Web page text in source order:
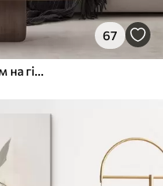
67
Квіти магнолії з зеленим листям на гілці, фактурний стиль імпасто, м'яка кольорова палітра